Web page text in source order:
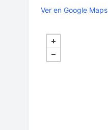
Ver en Google Maps